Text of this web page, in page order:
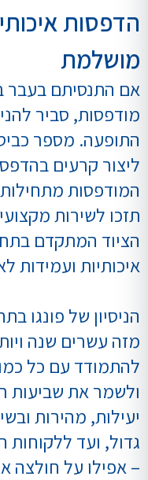
הדפסות
מושלמת
אם התנסיתם בעבר
מודפסות, סביר
התופעה. מספר
ליצור קרעים
המודפסות
תזכו לשירות
הציוד המתקדם
איכותיות ועמידות
הניסיון של פונגו
מזה עשרים שנה
להתמודד עם כל
ולשמר את שביעות
יעילות, מהירות
גדול, ועד
– אפילו על חולצה